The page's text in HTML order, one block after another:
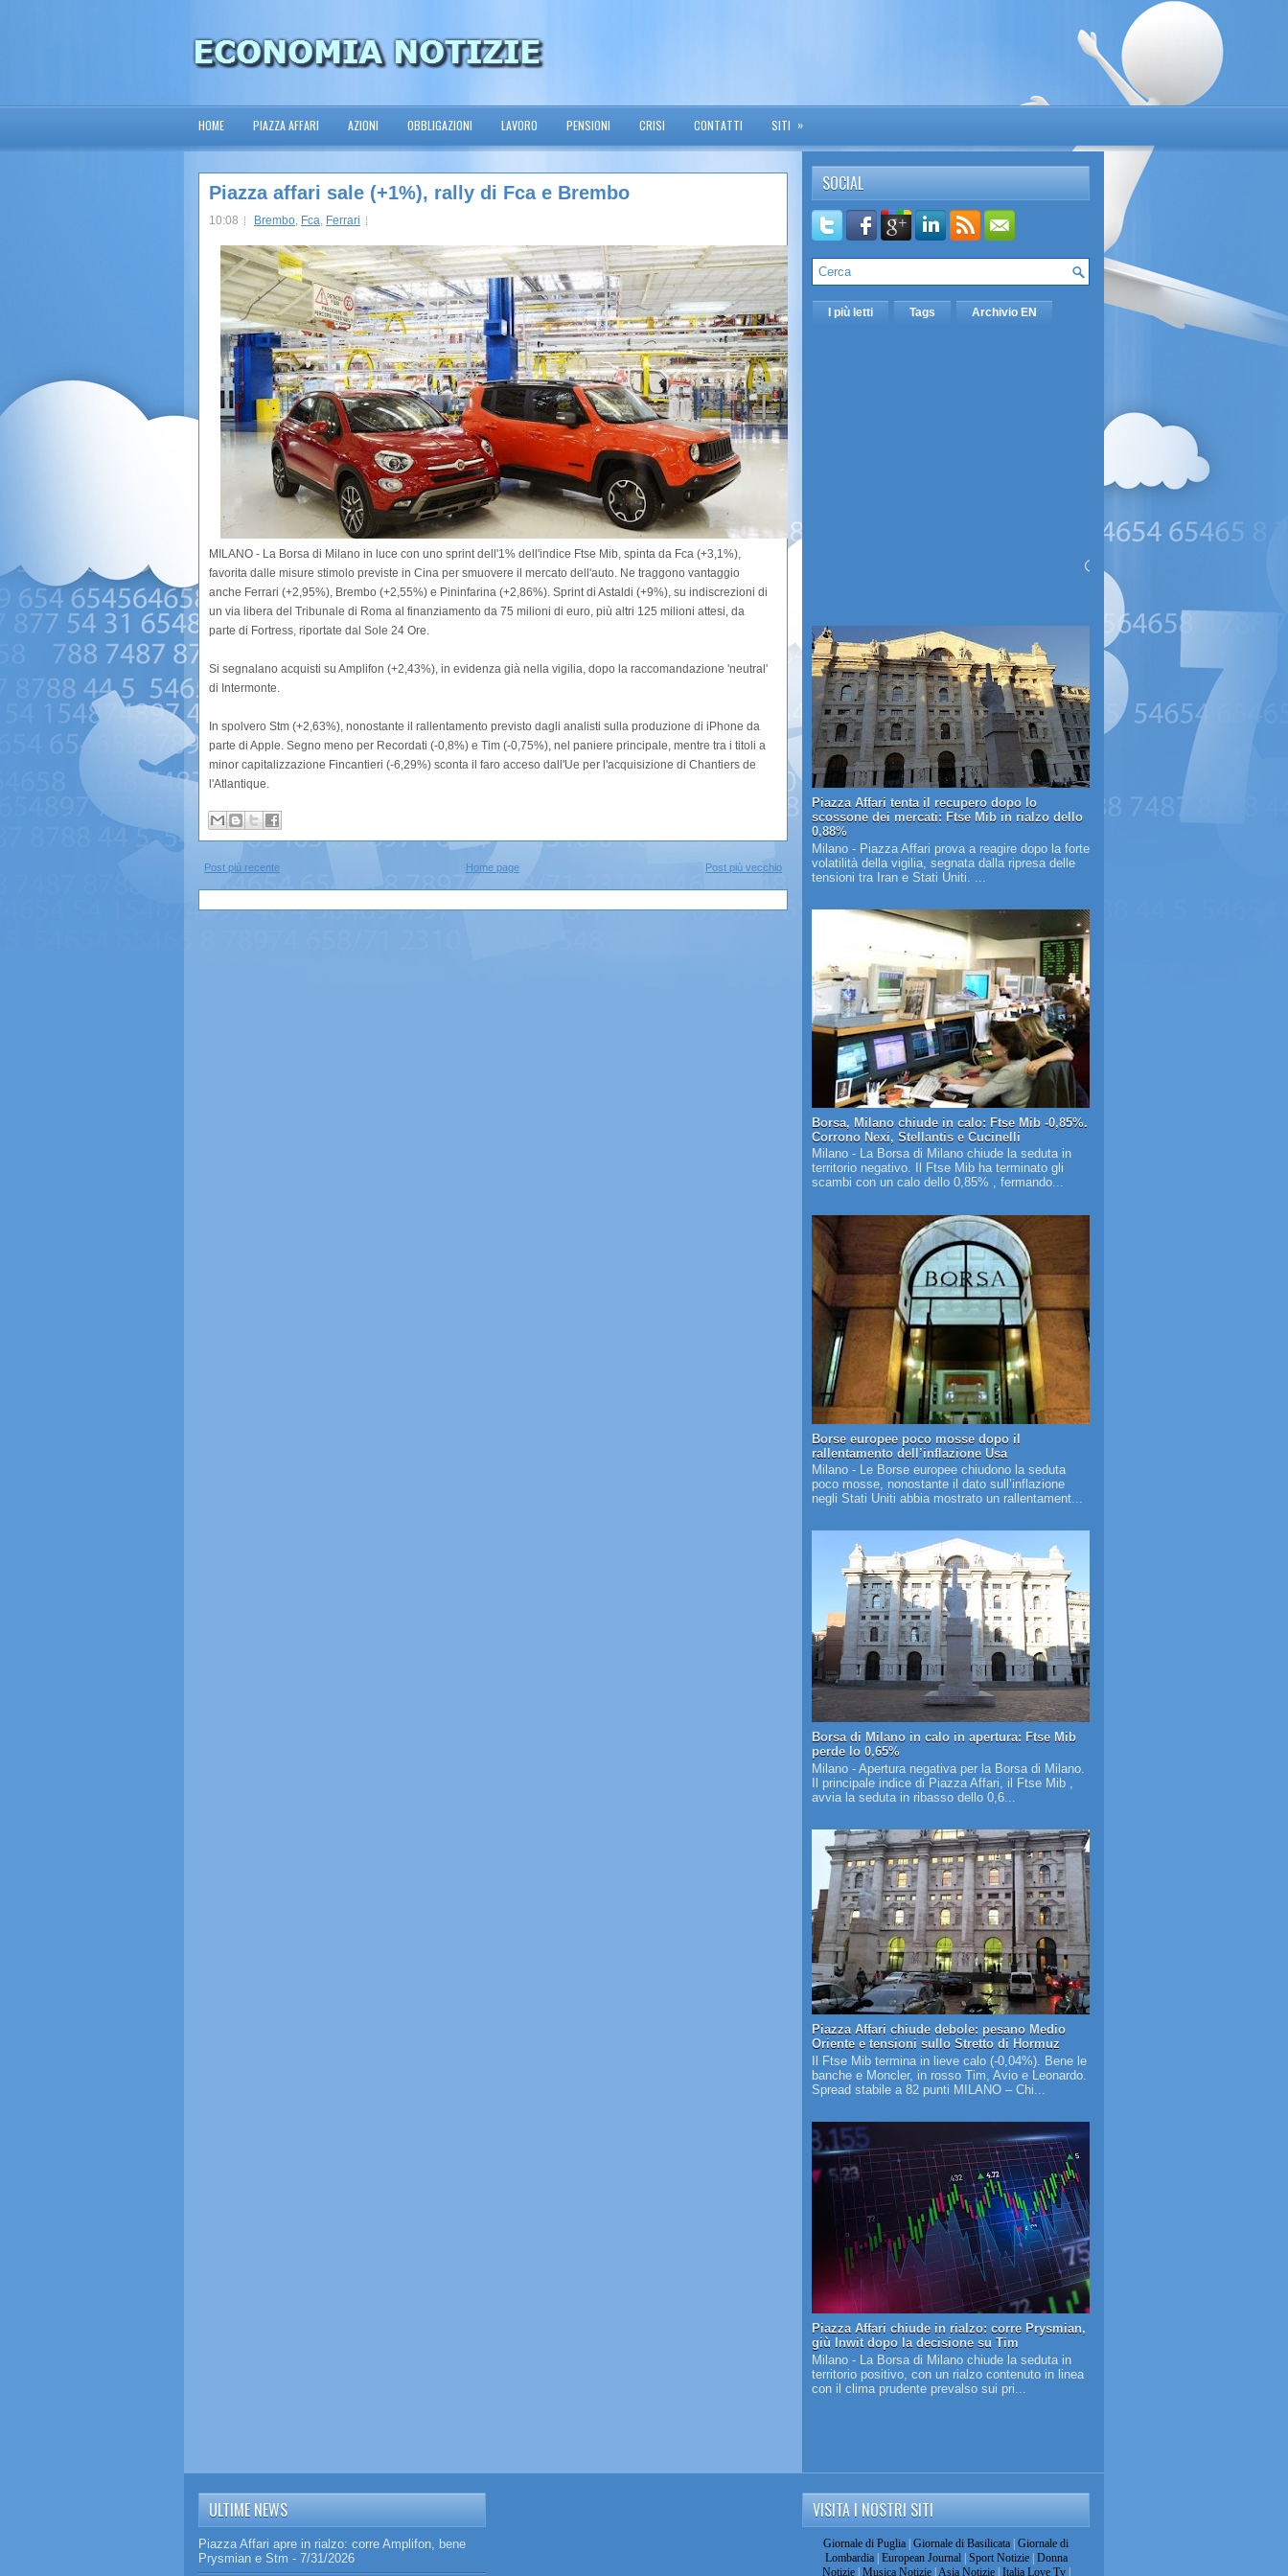
HOME PIAZZA AFFARI AZIONI OBBLIGAZIONI LAVORO PENSIONI CRISI CONTATTI SITI »
Piazza affari sale (+1%), rally di Fca e Brembo
10:08 Brembo, Fca, Ferrari
MILANO - La Borsa di Milano in luce con uno sprint dell'1% dell'indice Ftse Mib, spinta da Fca (+3,1%),
favorita dalle misure stimolo previste in Cina per smuovere il mercato dell'auto. Ne traggono vantaggio
anche Ferrari (+2,95%), Brembo (+2,55%) e Pininfarina (+2,86%). Sprint di Astaldi (+9%), su indiscrezioni di
un via libera del Tribunale di Roma al finanziamento da 75 milioni di euro, più altri 125 milioni attesi, da
parte di Fortress, riportate dal Sole 24 Ore.
Si segnalano acquisti su Amplifon (+2,43%), in evidenza già nella vigilia, dopo la raccomandazione 'neutral'
di Intermonte.
In spolvero Stm (+2,63%), nonostante il rallentamento previsto dagli analisti sulla produzione di iPhone da
parte di Apple. Segno meno per Recordati (-0,8%) e Tim (-0,75%), nel paniere principale, mentre tra i titoli a
minor capitalizzazione Fincantieri (-6,29%) sconta il faro acceso dall'Ue per l'acquisizione di Chantiers de
l'Atlantique.
Post più recente Post più vecchio
Home page
SOCIAL
I più letti Tags Archivio EN
Piazza Affari tenta il recupero dopo lo
scossone dei mercati: Ftse Mib in rialzo dello
0,88%
Milano - Piazza Affari prova a reagire dopo la forte
volatilità della vigilia, segnata dalla ripresa delle
tensioni tra Iran e Stati Uniti. ...
Borsa, Milano chiude in calo: Ftse Mib -0,85%.
Corrono Nexi, Stellantis e Cucinelli
Milano - La Borsa di Milano chiude la seduta in
territorio negativo. Il Ftse Mib ha terminato gli
scambi con un calo dello 0,85% , fermando...
Borse europee poco mosse dopo il
rallentamento dell’inflazione Usa
Milano - Le Borse europee chiudono la seduta
poco mosse, nonostante il dato sull’inflazione
negli Stati Uniti abbia mostrato un rallentament...
Borsa di Milano in calo in apertura: Ftse Mib
perde lo 0,65%
Milano - Apertura negativa per la Borsa di Milano.
Il principale indice di Piazza Affari, il Ftse Mib ,
avvia la seduta in ribasso dello 0,6...
Piazza Affari chiude debole: pesano Medio
Oriente e tensioni sullo Stretto di Hormuz
Il Ftse Mib termina in lieve calo (-0,04%). Bene le
banche e Moncler, in rosso Tim, Avio e Leonardo.
Spread stabile a 82 punti MILANO – Chi...
Piazza Affari chiude in rialzo: corre Prysmian,
giù Inwit dopo la decisione su Tim
Milano - La Borsa di Milano chiude la seduta in
territorio positivo, con un rialzo contenuto in linea
con il clima prudente prevalso sui pri...
ULTIME NEWS
Piazza Affari apre in rialzo: corre Amplifon, bene
Prysmian e Stm - 7/31/2026
VISITA I NOSTRI SITI
Giornale di Puglia | Giornale di Basilicata | Giornale di
Lombardia| European Journal| Sport Notizie| Donna
Notizie| Musica Notizie| Asia Notizie| Italia Love Tv|